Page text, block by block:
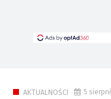
AKTUALNOŚCI 5